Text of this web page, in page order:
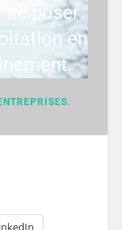
se poser
en